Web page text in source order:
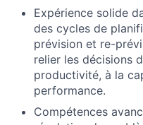
Expérience solide
des cycles de
prévision et re-
relier les décisions
productivité, à la
performance.
Compétences